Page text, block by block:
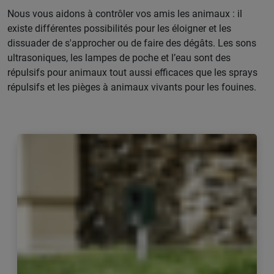
Nous vous aidons à contrôler vos amis les animaux : il
existe différentes possibilités pour les éloigner et les
dissuader de s'approcher ou de faire des dégâts. Les sons
ultrasoniques, les lampes de poche et l’eau sont des
répulsifs pour animaux tout aussi efficaces que les sprays
répulsifs et les pièges à animaux vivants pour les fouines.